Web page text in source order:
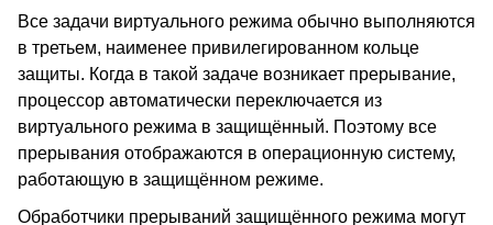
Все задачи виртуального режима обычно выполняются
в третьем, наименее привилегированном кольце
защиты. Когда в такой задаче возникает прерывание,
процессор автоматически переключается из
виртуального режима в защищённый. Поэтому все
прерывания отображаются в операционную систему,
работающую в защищённом режиме.
Обработчики прерываний защищённого режима могут